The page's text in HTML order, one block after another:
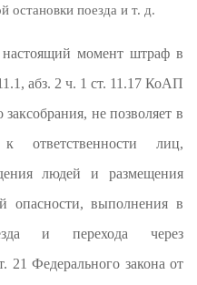
остановки поезда и т. д.
момент штраф в
абз. 2 ч. 1 ст. 11.17 КоАП
не позволяет в
ответственности лиц,
людей и размещения
опасности, выполнения в
и перехода через
21 Федерального закона от